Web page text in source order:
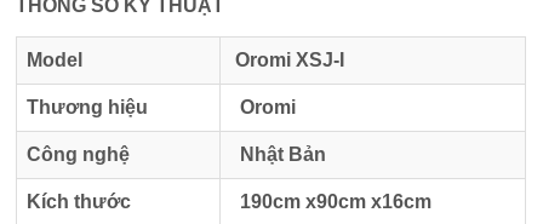
THÔNG SỐ KỸ THUẬT
Model Oromi XSJ-I
Thương hiệu Oromi
Công nghệ Nhật Bản
Kích thước 190cm x90cm x16cm